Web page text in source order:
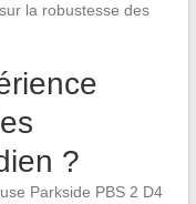
la robustesse des
?
Parkside PBS 2 D4